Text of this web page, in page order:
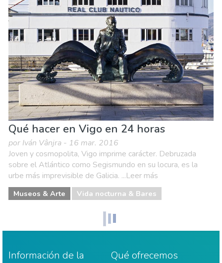
Naturaleza & aire libre
Playas
Qué hacer en Vigo en 24 horas
por Iván Vânjra - 16 mar. 2016
Joven y cosmopolita, Vigo imprime carácter. Debruzada
sobre el Atlántico como Segismundo en su locura, es la
urbe más imprevisible de Galicia. ...Leer más
Museos & Arte Vida nocturna & Bares
Información de la
Qué ofrecemos